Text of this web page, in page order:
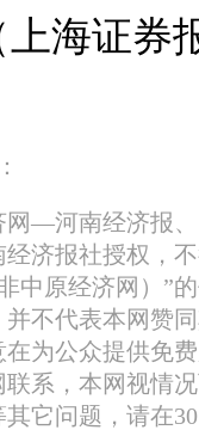
海证券
网—河南经济报
济报社授权，
中原经济网）”
不代表本网赞
为公众提供免
系，本网视情
它问题，请在